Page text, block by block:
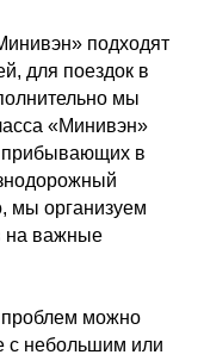
подходят
для поездок в
мы
«Минивэн»
прибывающих в
мы организуем
на важные
можно
с небольшим или